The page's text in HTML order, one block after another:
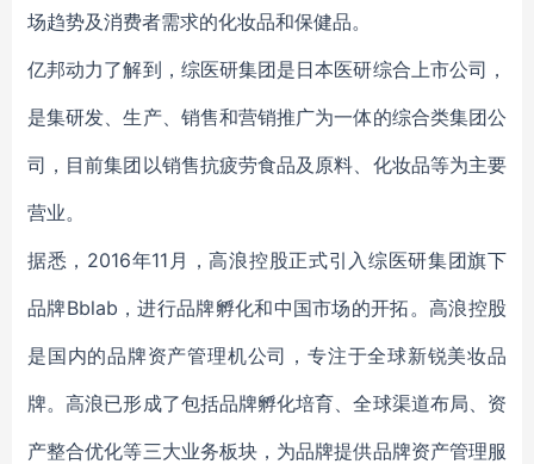
场趋势及消费者需求的化妆品和保健品。
亿邦动力了解到，综医研集团是日本医研综合上市公司，
是集研发、生产、销售和营销推广为一体的综合类集团公
司，目前集团以销售抗疲劳食品及原料、化妆品等为主要
营业。
据悉，2016年11月，高浪控股正式引入综医研集团旗下
品牌Bblab，进行品牌孵化和中国市场的开拓。高浪控股
是国内的品牌资产管理机公司，专注于全球新锐美妆品
牌。高浪已形成了包括品牌孵化培育、全球渠道布局、资
产整合优化等三大业务板块，为品牌提供品牌资产管理服